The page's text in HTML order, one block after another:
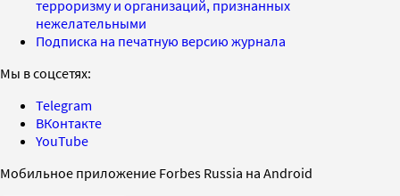
терроризму и организаций, признанных
нежелательными
Подписка на печатную версию журнала
Мы в соцсетях:
Telegram
ВКонтакте
YouTube
Мобильное приложение Forbes Russia на Android